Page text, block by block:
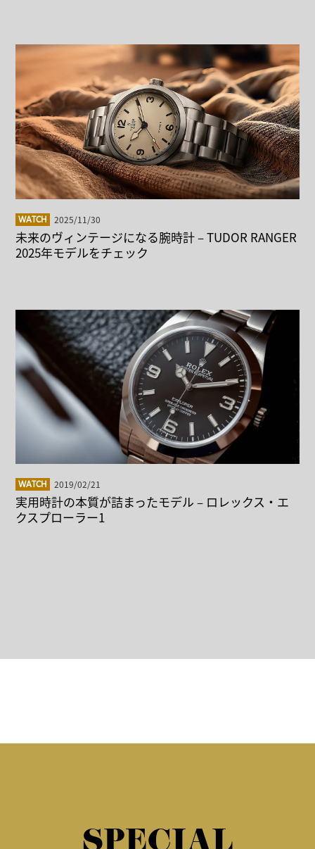
WATCH 2025/11/30
未来のヴィンテージになる腕時計 – TUDOR RANGER
2025年モデルをチェック
WATCH 2019/02/21
実用時計の本質が詰まったモデル – ロレックス・エ
クスプローラー1
SPECIAL